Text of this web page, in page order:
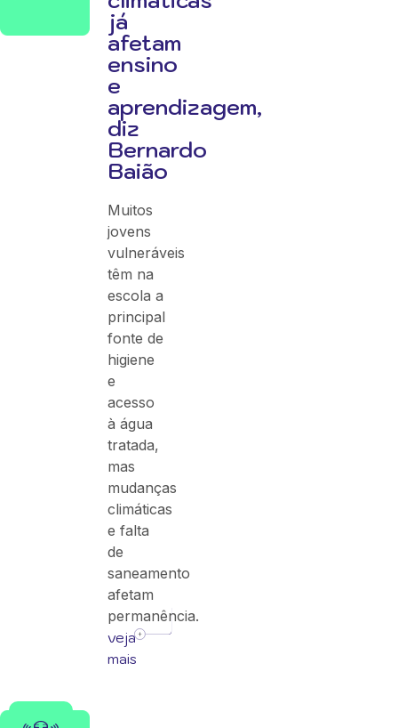
já
afetam
ensino
e
aprendizagem,
diz
Bernardo
Baião
Muitos
jovens
vulneráveis
têm na
escola a
principal
fonte de
higiene
e
acesso
à água
tratada,
mas
mudanças
climáticas
e falta
de
saneamento
afetam
permanência.
veja
mais